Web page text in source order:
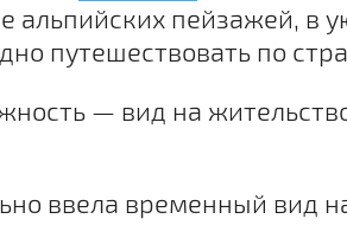
альпийских пейзажей,
путешествовать по
— вид на
ввела временный вид